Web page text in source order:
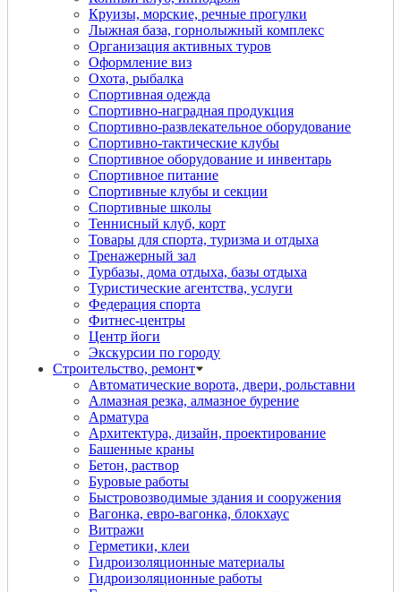
Круизы, морские, речные прогулки
Лыжная база, горнолыжный комплекс
Организация активных туров
Оформление виз
Охота, рыбалка
Спортивная одежда
Спортивно-наградная продукция
Спортивно-развлекательное оборудование
Спортивно-тактические клубы
Спортивное оборудование и инвентарь
Спортивное питание
Спортивные клубы и секции
Спортивные школы
Теннисный клуб, корт
Товары для спорта, туризма и отдыха
Тренажерный зал
Турбазы, дома отдыха, базы отдыха
Туристические агентства, услуги
Федерация спорта
Фитнес-центры
Центр йоги
Экскурсии по городу
Строительство, ремонт
Автоматические ворота, двери, рольставни
Алмазная резка, алмазное бурение
Арматура
Архитектура, дизайн, проектирование
Башенные краны
Бетон, раствор
Буровые работы
Быстровозводимые здания и сооружения
Вагонка, евро-вагонка, блокхаус
Витражи
Герметики, клеи
Гидроизоляционные материалы
Гидроизоляционные работы